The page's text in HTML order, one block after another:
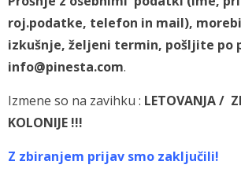
roj.podatke, telefon in mail),
izkušnje, željeni termin, pošljite po
info@pinesta.com.
Izmene so na zavihku : LETOVANJA /
KOLONIJE !!!
Z zbiranjem prijav smo zaključili!